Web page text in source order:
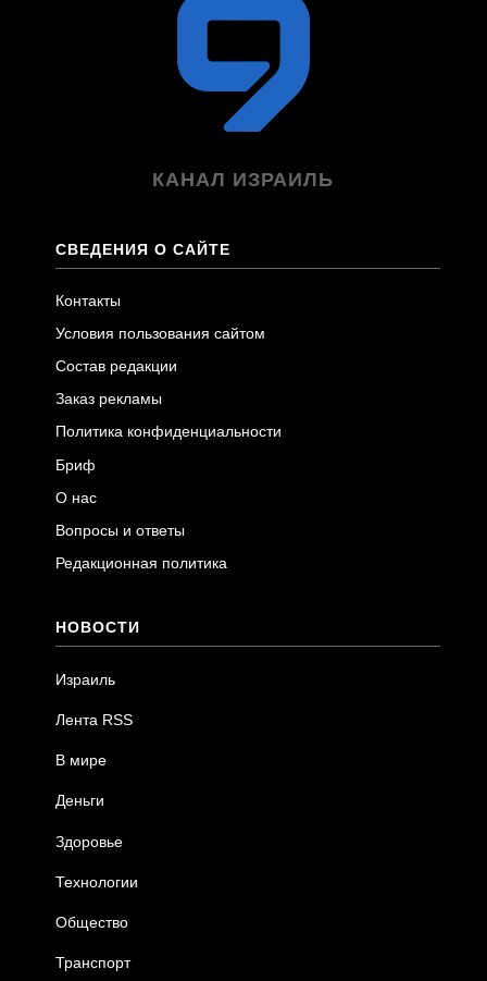
КАНАЛ ИЗРАИЛЬ
СВЕДЕНИЯ О САЙТЕ
Контакты
Условия пользования сайтом
Состав редакции
Заказ рекламы
Политика конфиденциальности
Бриф
О нас
Вопросы и ответы
Редакционная политика
НОВОСТИ
Израиль
Лента RSS
В мире
Деньги
Здоровье
Технологии
Общество
Транспорт